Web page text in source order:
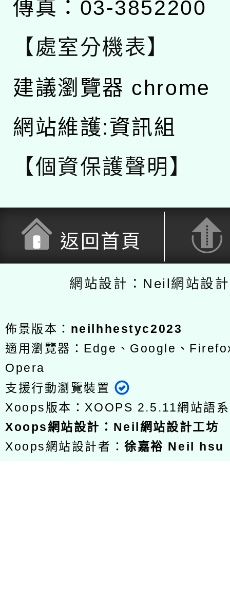
傳真：03-3852200
【處室分機表】
建議瀏覽器 chrome
網站維護:資訊組
【個資保護聲明】
返回首頁
網站設計：Neil網站設
佈景版本： neilhhestyc2023
適用瀏覽器：Edge、Google、
Opera
支援行動瀏覽裝置
Xoops版本： XOOPS 2.5.11網站語
Xoops網站設計 ： Neil網站設計工坊
Xoops網站設計者：徐嘉裕 Neil hsu